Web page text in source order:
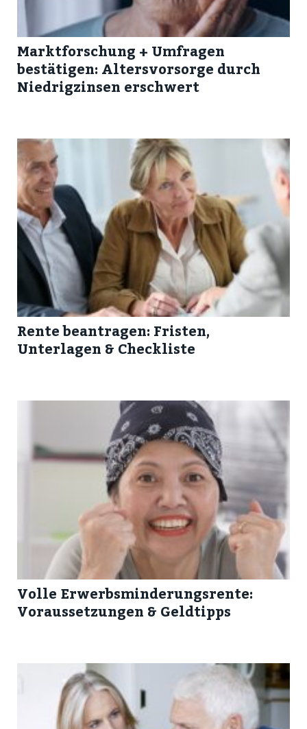
Marktforschung + Umfragen
bestätigen: Altersvorsorge durch
Niedrigzinsen erschwert
Rente beantragen: Fristen,
Unterlagen & Checkliste
Volle Erwerbsminderungsrente:
Voraussetzungen & Geldtipps